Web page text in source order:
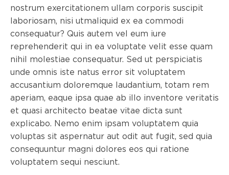
nostrum exercitationem ullam corporis suscipit
laboriosam, nisi utmaliquid ex ea commodi
consequatur? Quis autem vel eum iure
reprehenderit qui in ea voluptate velit esse quam
nihil molestiae consequatur. Sed ut perspiciatis
unde omnis iste natus error sit voluptatem
accusantium doloremque laudantium, totam rem
aperiam, eaque ipsa quae ab illo inventore veritatis
et quasi architecto beatae vitae dicta sunt
explicabo. Nemo enim ipsam voluptatem quia
voluptas sit aspernatur aut odit aut fugit, sed quia
consequuntur magni dolores eos qui ratione
voluptatem sequi nesciunt.